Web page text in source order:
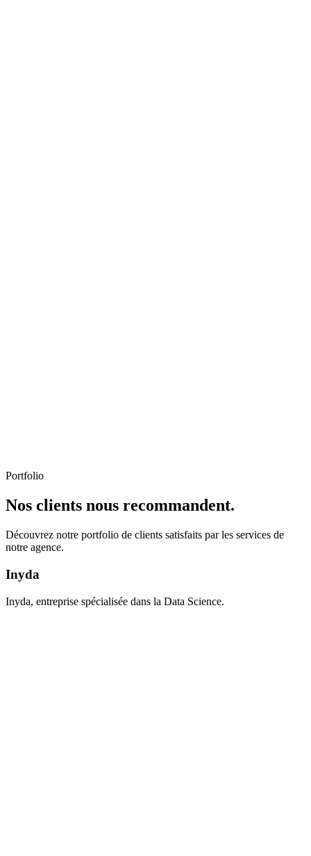
Portfolio
Nos clients nous recommandent.
Découvrez notre portfolio de clients satisfaits par les services de
notre agence.
Inyda
Inyda, entreprise spécialisée dans la Data Science.